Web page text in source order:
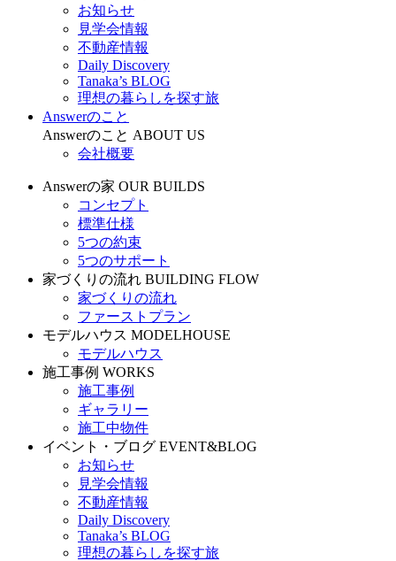
お知らせ
見学会情報
不動産情報
Daily Discovery
Tanaka’s BLOG
理想の暮らしを探す旅
Answerのこと
Answerのこと ABOUT US
会社概要
Answerの家 OUR BUILDS
コンセプト
標準仕様
5つの約束
5つのサポート
家づくりの流れ BUILDING FLOW
家づくりの流れ
ファーストプラン
モデルハウス MODELHOUSE
モデルハウス
施工事例 WORKS
施工事例
ギャラリー
施工中物件
イベント・ブログ EVENT&BLOG
お知らせ
見学会情報
不動産情報
Daily Discovery
Tanaka’s BLOG
理想の暮らしを探す旅